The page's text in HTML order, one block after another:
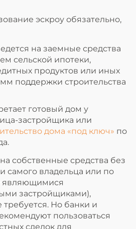
эскроу обязательно,
на заемные средства
сельской ипотеки,
продуктов или иных
поддержки строительства
готовый дом у
застройщика или
дома «под ключ» по
собственные средства без
самого владельца или по
являющимися
застройщиками),
требуется. Но банки и
пользоваться
сделок для